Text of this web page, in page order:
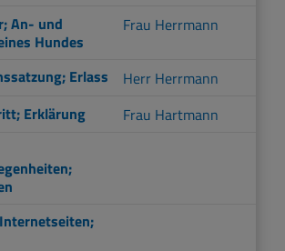
An- und
Hundes
Frau Herrmann
Erlass
Herr Herrmann
Erklärung
Frau Hartmann